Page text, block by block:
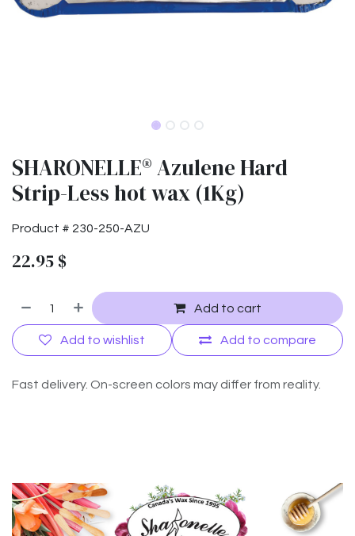
SHARONELLE® Azulene Hard
Strip-Less hot wax (1Kg)
Product # 230-250-AZU
22.95 $
Add to cart
Add to compare
Add to wishlist
Fast delivery. On-screen colors may differ from reality.